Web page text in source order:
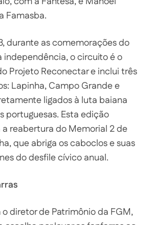
Famasba.
durante as comemorações do
independência, o circuito é o
Projeto Reconectar e inclui três
Lapinha, Campo Grande e
ligados à luta baiana
portuguesas. Esta edição
reabertura do Memorial 2 de
que abriga os caboclos e suas
do desfile cívico anual.
diretor de Patrimônio da FGM,